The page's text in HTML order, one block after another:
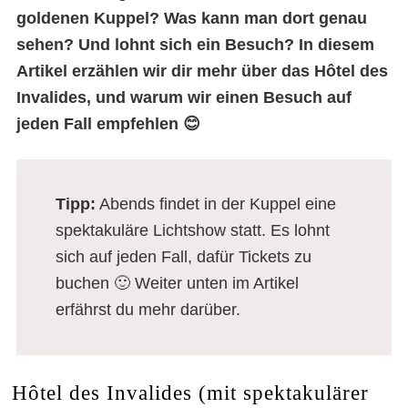
goldenen Kuppel? Was kann man dort genau
sehen? Und lohnt sich ein Besuch? In diesem
Artikel erzählen wir dir mehr über das Hôtel des
Invalides, und warum wir einen Besuch auf
jeden Fall empfehlen 😊
Tipp: Abends findet in der Kuppel eine
spektakuläre Lichtshow statt. Es lohnt
sich auf jeden Fall, dafür Tickets zu
buchen 🙂 Weiter unten im Artikel
erfährst du mehr darüber.
Hôtel des Invalides (mit spektakulärer